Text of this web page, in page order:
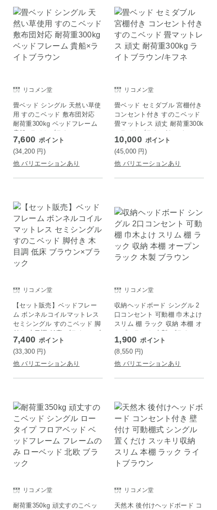
リコメン堂
畳ベッド シングル 天然い草使
用 すのこベッド 敷布団対応
耐荷重300kg ベッドフレーム
貴船×ライトブラウン
7,600 ポイント
(34,200 円 )
他 バリエーションあり
リコメン堂
畳ベッド セミダブル 宮棚付き
コンセント付き すのこベッド
畳マットレス 頑丈 耐荷重300k
g ライトブラウン/キフネ
10,000 ポイント
(45,000 円 )
他 バリエーションあり
リコメン堂
【セット販売】ベッドフレー
ム ボンネルコイルマットレス
セミシングル すのこベッド 脚
付き 木目調 低床 ブラウン×ブ
ラック
7,400 ポイント
(33,300 円 )
他 バリエーションあり
リコメン堂
収納ヘッドボード シングル 2
口コンセント 可動棚 巾木よけ
スリム 棚 ラック 収納 本棚 オ
ープンラック 木製 ブラウン
1,900 ポイント
(8,550 円)
他 バリエーションあり
リコメン堂
耐荷重350kg 頑丈すのこベッ
リコメン堂
天然木 後付けヘッドボード コ